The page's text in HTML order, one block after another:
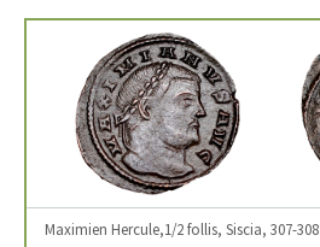
Maximien Hercule,1/2 follis, Siscia, 307-308